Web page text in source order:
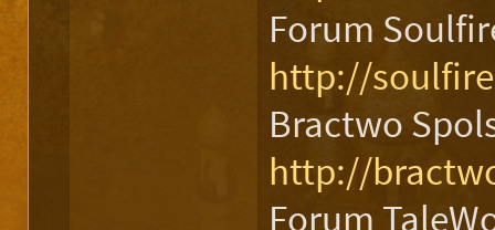
Forum
http://
Bractwo
http://
Forum